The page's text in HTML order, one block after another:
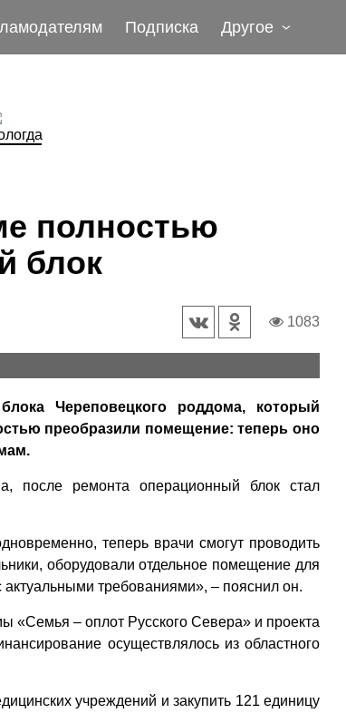
Подписка Другое
полностью
блок
1083
Череповецкого роддома, который
преобразили помещение: теперь оно
после ремонта операционный блок стал
теперь врачи смогут проводить
оборудовали отдельное помещение для
актуальными требованиями», – пояснил он.
«Семья – оплот Русского Севера» и проекта
осуществлялось из областного
учреждений и закупить 121 единицу